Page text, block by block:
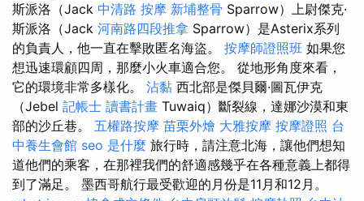
斯派洛（Jack 中清路 按摩 新埔整骨 Sparrow）上尉傑克·
斯派洛（Jack 河南路四段推拿 Sparrow）是Asterix系列
的負責人，他一直在擊敗匿名海盜。 按摩師證照班 如果您
想迅速環顧四周，那麼小火車適合您。 從地形角度來看，
它的環境非常多樣化。 沾黏 西北部是傑貝爾·圖瓦伊克
（Jebel 記帳士 讀書計畫 Tuwaiq）斷裂線，達娜沙漠和東
部的沙丘巷。 五權路按摩 苗栗外燴 大雅按摩 按摩證照 台
中養生會館 seo 是什麼 旅行時，請注意北海，讓他們想知
道他們的乘客，在那裡我們的舒適感幾乎在各種意義上都得
到了滿足。 墨西哥航行最受歡迎的月份是11月和12月。